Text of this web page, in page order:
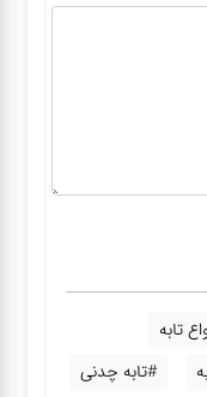
تابه
#تابه چدنی